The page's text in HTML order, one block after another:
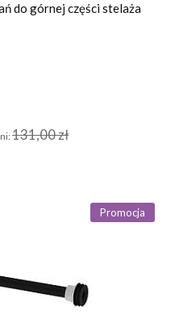
do górnej części stelaża
131,00 zł
Promocja